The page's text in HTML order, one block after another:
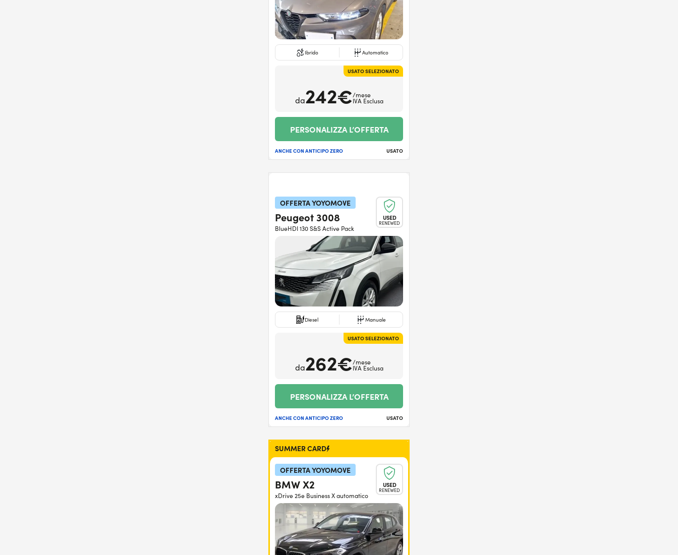
Ibrido Automatico
USATO SELEZIONATO
da242€/mese
IVA Esclusa
PERSONALIZZA L’OFFERTA
ANCHE CON ANTICIPO ZERO USATO
OFFERTA YOYOMOVE
USED
RENEWED
Peugeot 3008
BlueHDI 130 S&S Active Pack
Diesel Manuale
USATO SELEZIONATO
da262€/mese
IVA Esclusa
PERSONALIZZA L’OFFERTA
ANCHE CON ANTICIPO ZERO USATO
SUMMER CARD
OFFERTA YOYOMOVE
USED
RENEWED
BMW X2
xDrive 25e Business X automatico